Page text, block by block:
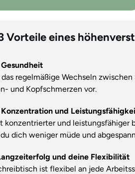
Vorteile eines
regelmäßige Wechseln
und Kopfschmerzen vor.
Konzentration und
konzentrierter und leistungsfähiger
dich weniger müde und
und deine Flexibilität
ist flexibel an jede